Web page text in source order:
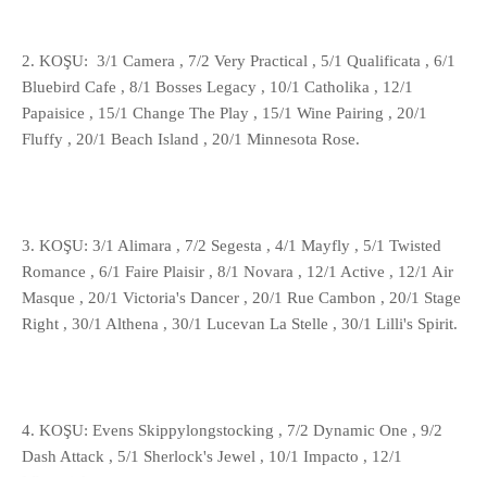
2. KOŞU: 3/1 Camera , 7/2 Very Practical , 5/1 Qualificata , 6/1
Bluebird Cafe , 8/1 Bosses Legacy , 10/1 Catholika , 12/1
Papaisice , 15/1 Change The Play , 15/1 Wine Pairing , 20/1
Fluffy , 20/1 Beach Island , 20/1 Minnesota Rose.
3. KOŞU: 3/1 Alimara , 7/2 Segesta , 4/1 Mayfly , 5/1 Twisted
Romance , 6/1 Faire Plaisir , 8/1 Novara , 12/1 Active , 12/1 Air
Masque , 20/1 Victoria's Dancer , 20/1 Rue Cambon , 20/1 Stage
Right , 30/1 Althena , 30/1 Lucevan La Stelle , 30/1 Lilli's Spirit.
4. KOŞU: Evens Skippylongstocking , 7/2 Dynamic One , 9/2
Dash Attack , 5/1 Sherlock's Jewel , 10/1 Impacto , 12/1